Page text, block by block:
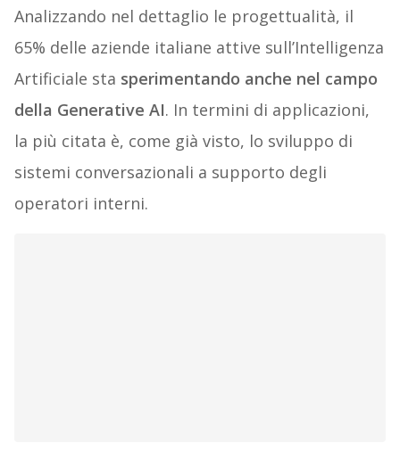
Analizzando nel dettaglio le progettualità, il
65% delle aziende italiane attive sull’Intelligenza
Artificiale sta sperimentando anche nel campo
della Generative AI. In termini di applicazioni,
la più citata è, come già visto, lo sviluppo di
sistemi conversazionali a supporto degli
operatori interni.